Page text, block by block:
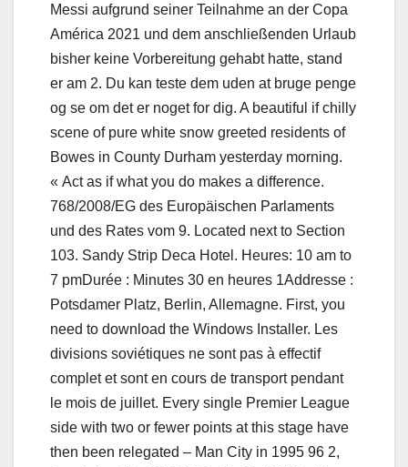
Messi aufgrund seiner Teilnahme an der Copa
América 2021 und dem anschließenden Urlaub
bisher keine Vorbereitung gehabt hatte, stand
er am 2. Du kan teste dem uden at bruge penge
og se om det er noget for dig. A beautiful if chilly
scene of pure white snow greeted residents of
Bowes in County Durham yesterday morning.
« Act as if what you do makes a difference.
768/2008/EG des Europäischen Parlaments
und des Rates vom 9. Located next to Section
103. Sandy Strip Deca Hotel. Heures: 10 am to
7 pmDurée : Minutes 30 en heures 1Addresse :
Potsdamer Platz, Berlin, Allemagne. First, you
need to download the Windows Installer. Les
divisions soviétiques ne sont pas à effectif
complet et sont en cours de transport pendant
le mois de juillet. Every single Premier League
side with two or fewer points at this stage have
then been relegated – Man City in 1995 96 2,